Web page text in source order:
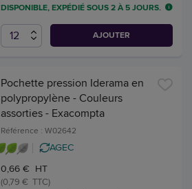
DISPONIBLE, EXPÉDIÉ SOUS 2 À 5 JOURS.
AJOUTER
Pochette pression Iderama en
polypropylène - Couleurs
assorties - Exacompta
Référence : W02642
AGEC
0,66 € HT
(0,79 € TTC)